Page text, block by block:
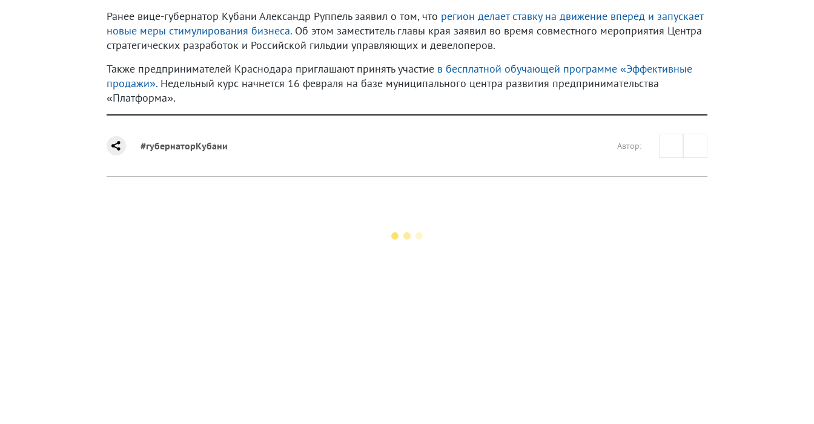
Ранее вице-губернатор Кубани Александр Руппель заявил о том, что регион делает ставку на движение вперед и запускает
новые меры стимулирования бизнеса. Об этом заместитель главы края заявил во время совместного мероприятия Центра
стратегических разработок и Российской гильдии управляющих и девелоперов.
Также предпринимателей Краснодара приглашают принять участие в бесплатной обучающей программе «Эффективные
продажи». Недельный курс начнется 16 февраля на базе муниципального центра развития предпринимательства
«Платформа».
#губернаторКубани Автор: